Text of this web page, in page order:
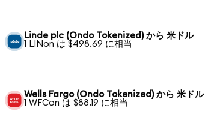
Linde plc (Ondo Tokenized) から 米ドル
1 LINon は $498.69 に相当
Wells Fargo (Ondo Tokenized) から 米ドル
1 WFCon は $88.19 に相当